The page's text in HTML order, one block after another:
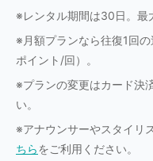
※レンタル期間は30日。最
※月額プランなら往復1回
ポイント/回）。
※プランの変更はカード決
い。
※アナウンサーやスタイリ
ちらをご利用ください。